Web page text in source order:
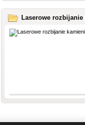
Laserowe